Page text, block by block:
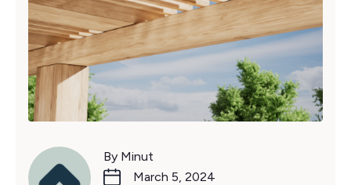
By Minut
March 5, 2024